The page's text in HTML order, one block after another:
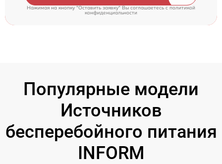
Нажимая на кнопку "Оставить заявку" Вы соглашаетесь cполитикой
конфиденциальности
Популярные модели
Источников
бесперебойного питания
INFORM